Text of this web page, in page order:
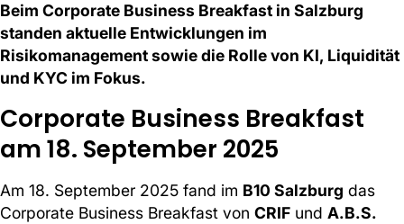
Beim Corporate Business Breakfast in Salzburg
standen aktuelle Entwicklungen im
Risikomanagement sowie die Rolle von KI, Liquidität
und KYC im Fokus.
Corporate Business Breakfast
am 18. September 2025
Am 18. September 2025 fand im B10 Salzburg das
Corporate Business Breakfast von CRIF und A.B.S.